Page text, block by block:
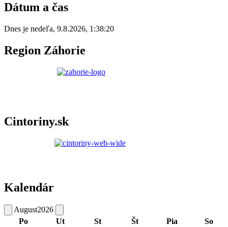
Dátum a čas
Dnes je nedeľa, 9.8.2026, 1:38:20
Region Záhorie
Cintoriny.sk
Kalendár
August2026
Po
Ut St Št Pia
So